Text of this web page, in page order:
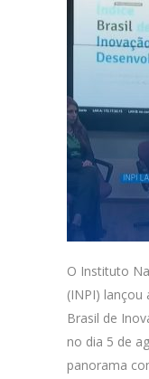
O Instituto
(INPI) lançou
Brasil de
no dia 5 de
panorama